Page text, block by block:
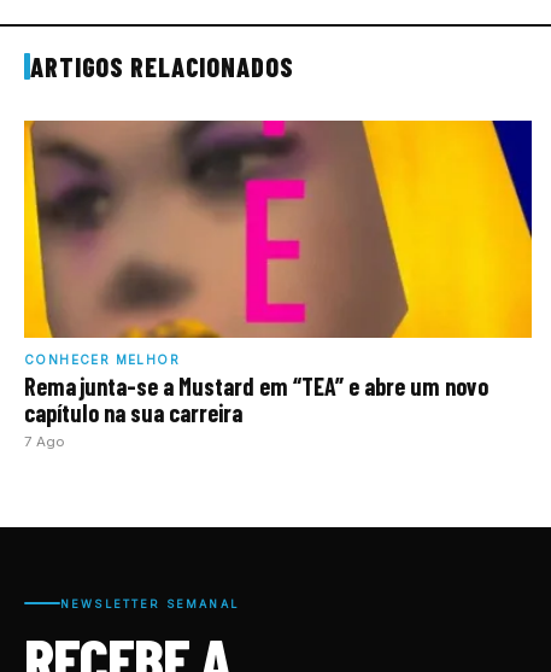
ARTIGOS RELACIONADOS
CONHECER MELHOR
Rema junta-se a Mustard em “TEA” e abre um novo
capítulo na sua carreira
7 Ago
NEWSLETTER SEMANAL